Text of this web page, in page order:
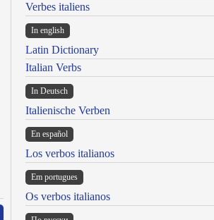
Verbes italiens
In english
Latin Dictionary
Italian Verbs
In Deutsch
Italienische Verben
En español
Los verbos italianos
Em portugues
Os verbos italianos